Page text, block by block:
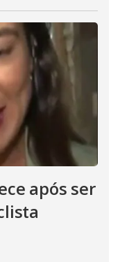
após ser